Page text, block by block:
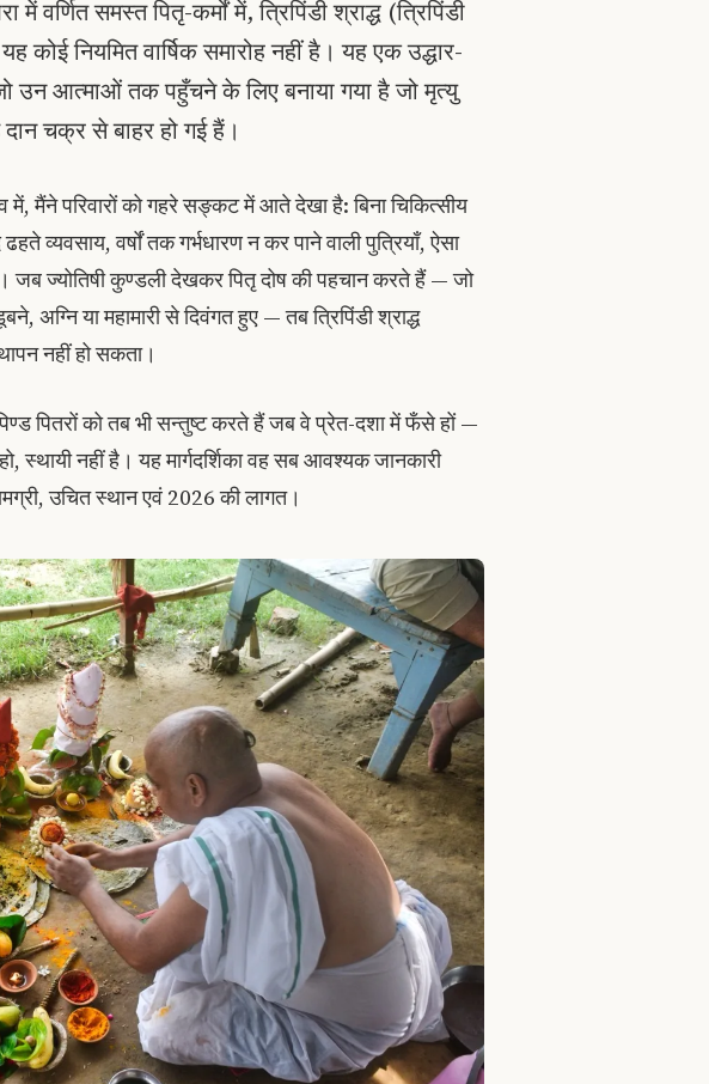
में वर्णित समस्त पितृ-कर्मों में, त्रिपिंडी श्राद्ध (त्रिपिंडी
कोई नियमित वार्षिक समारोह नहीं है। यह एक उद्धार-
उन आत्माओं तक पहुँचने के लिए बनाया गया है जो मृत्यु
दान चक्र से बाहर हो गई हैं।
में, मैंने परिवारों को गहरे सङ्कट में आते देखा है: बिना चिकित्सीय
व्यवसाय, वर्षों तक गर्भधारण न कर पाने वाली पुत्रियाँ, ऐसा
जब ज्योतिषी कुण्डली देखकर पितृ दोष की पहचान करते हैं — जो
अग्नि या महामारी से दिवंगत हुए — तब त्रिपिंडी श्राद्ध
नहीं हो सकता।
पितरों को तब भी सन्तुष्ट करते हैं जब वे प्रेत-दशा में फँसे हों —
नहीं है। यह मार्गदर्शिका वह सब आवश्यक जानकारी
उचित स्थान एवं 2026 की लागत।